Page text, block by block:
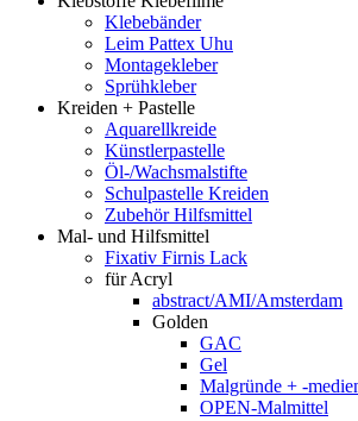
Klebebänder
Leim Pattex Uhu
Montagekleber
Sprühkleber
Kreiden + Pastelle
Aquarellkreide
Künstlerpastelle
Öl-/Wachsmalstifte
Schulpastelle Kreiden
Zubehör Hilfsmittel
Mal- und Hilfsmittel
Fixativ Firnis Lack
für Acryl
abstract/AMI/Amsterdam
Golden
GAC
Gel
Malgründe + -
OPEN-Malmittel